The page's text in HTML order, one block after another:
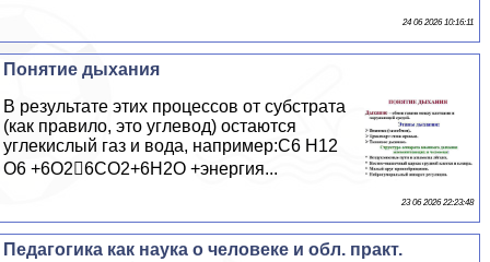
24 06 2026 10:16:11
Понятие дыхания
В результате этих процессов от субстрата
(как правило, это углевод) остаются
углекислый газ и вода, например:С6 Н12
О6 +6О26СО2+6Н2О +энергия...
23 06 2026 22:23:48
Педагогика как наука о человеке и обл. практ.